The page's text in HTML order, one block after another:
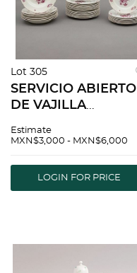
Lot 305
SERVICIO ABIERTO
DE VAJILLA
XX Elaborado en
Sellado Frankentha
Decorado con
Estimate
MXN$3,000 - MXN$6,000
LOGIN FOR PRICE